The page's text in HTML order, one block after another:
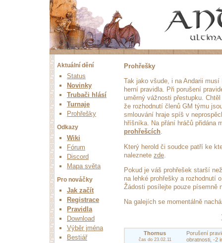
Aktuální dění
Status
Novinky
Trubači hlásí
Turnaje
Prohřešky
Odkazy
Wiki
Fórum
Discord
Mapa světa
Pro nováčky
Jak začít
Registrace
Pravidla
Download
Výběr jména
Bestiář
Prohřešky
Tak jako všude, i na Andarii musí
herní pravidla. Při porušení
uměrný vážnosti přestupku.
že rozhodnutí členů GM týmu
smlouvání hraje spíš v
hříšníka. Na přání hráčů přidána
prohřešcích.
Který herold či soudce patří ke
naleznete zde
Pokud je váš prohřešek starší
na lehké prohřešky a rozhodnutí
Žádosti posílejte pouze písemně
Na galejích se momentálně
Thornus
čas do 23.02.11
Porušení
obratnosti, -2